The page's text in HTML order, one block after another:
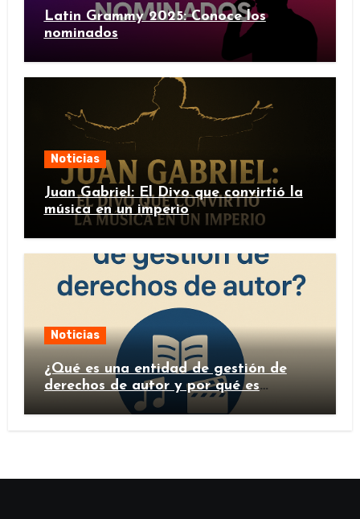
Latin Grammy 2025: Conoce los
nominados
Noticias
Juan Gabriel: El Divo que convirtió la
música en un imperio
Noticias
¿Qué es una entidad de gestión de
derechos de autor y por qué es
importante?